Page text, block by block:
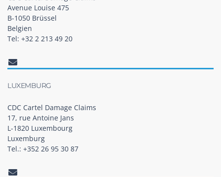
Avenue Louise 475
B-1050 Brüssel
Belgien
Tel: +32 2 213 49 20
LUXEMBURG
CDC Cartel Damage Claims
17, rue Antoine Jans
L-1820 Luxembourg
Luxemburg
Tel.: +352 26 95 30 87